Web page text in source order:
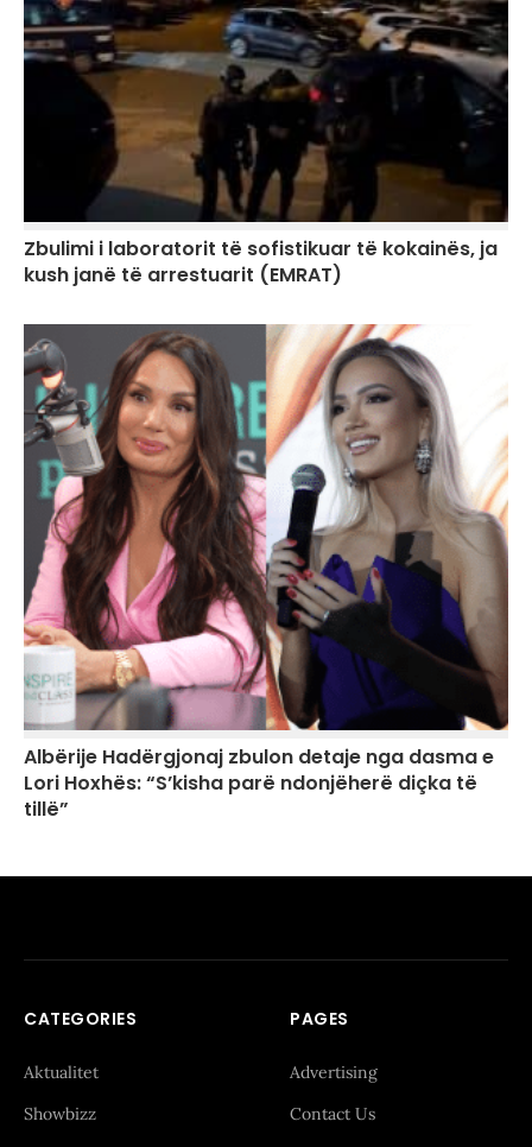
Zbulimi i laboratorit të sofistikuar të kokainës, ja
kush janë të arrestuarit (EMRAT)
Albërije Hadërgjonaj zbulon detaje nga dasma e
Lori Hoxhës: “S’kisha parë ndonjëherë diçka të
tillë”
CATEGORIES
Aktualitet
Showbizz
PAGES
Advertising
Contact Us